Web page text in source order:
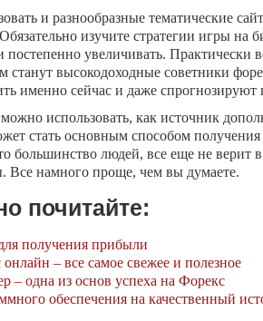
и разнообразные тематические
изучите стратегии игры
постепенно увеличивать.
высокодоходные советники
именно сейчас и даже спрогнозируют
использовать, как источник
стать основным способом
большинство людей, все еще не верит
Все намного проще, чем вы думаете.
почитайте:
получения прибыли
– все самое свежее и полезное
– одна из основ успеха на Форекс
обеспечения на качественный